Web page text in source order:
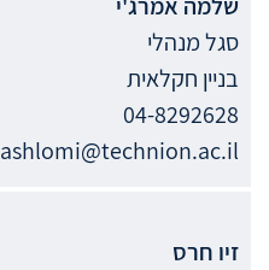
שלמה אמרג'י
סגל מנהלי
בניין חקלאית
04-8292628
ashlomi@technion.ac.il
זיו חרס